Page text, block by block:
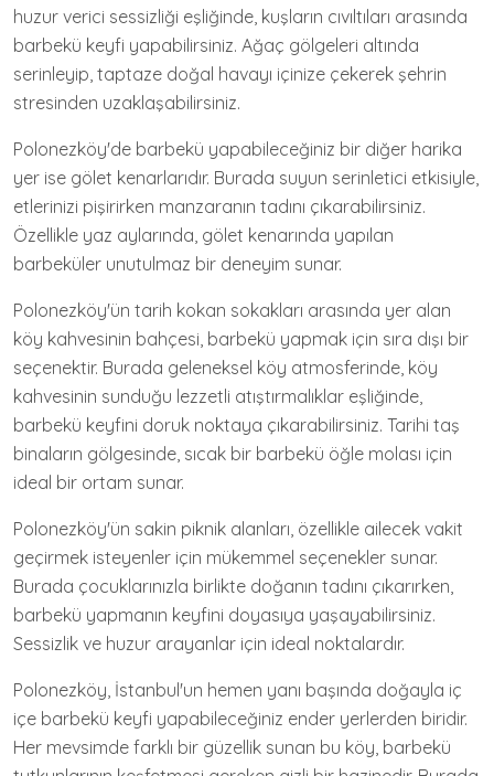
huzur verici sessizliği eşliğinde, kuşların cıvıltıları arasında
barbekü keyfi yapabilirsiniz. Ağaç gölgeleri altında
serinleyip, taptaze doğal havayı içinize çekerek şehrin
stresinden uzaklaşabilirsiniz.
Polonezköy'de barbekü yapabileceğiniz bir diğer harika
yer ise gölet kenarlarıdır. Burada suyun serinletici etkisiyle,
etlerinizi pişirirken manzaranın tadını çıkarabilirsiniz.
Özellikle yaz aylarında, gölet kenarında yapılan
barbeküler unutulmaz bir deneyim sunar.
Polonezköy'ün tarih kokan sokakları arasında yer alan
köy kahvesinin bahçesi, barbekü yapmak için sıra dışı bir
seçenektir. Burada geleneksel köy atmosferinde, köy
kahvesinin sunduğu lezzetli atıştırmalıklar eşliğinde,
barbekü keyfini doruk noktaya çıkarabilirsiniz. Tarihi taş
binaların gölgesinde, sıcak bir barbekü öğle molası için
ideal bir ortam sunar.
Polonezköy'ün sakin piknik alanları, özellikle ailecek vakit
geçirmek isteyenler için mükemmel seçenekler sunar.
Burada çocuklarınızla birlikte doğanın tadını çıkarırken,
barbekü yapmanın keyfini doyasıya yaşayabilirsiniz.
Sessizlik ve huzur arayanlar için ideal noktalardır.
Polonezköy, İstanbul'un hemen yanı başında doğayla iç
içe barbekü keyfi yapabileceğiniz ender yerlerden biridir.
Her mevsimde farklı bir güzellik sunan bu köy, barbekü